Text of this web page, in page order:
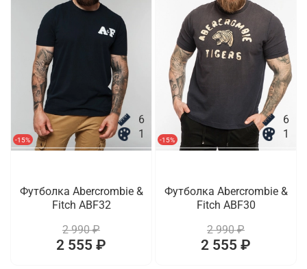
-15%
6
1
Футболка Abercrombie &
Fitch ABF32
2 990 ₽
2 555 ₽
-15%
6
1
Футболка Abercrombie &
Fitch ABF30
2 990 ₽
2 555 ₽